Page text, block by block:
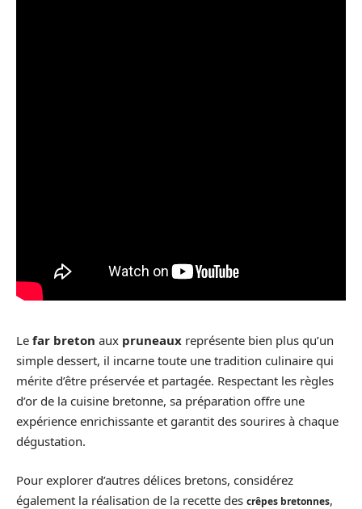
Le far breton aux pruneaux représente bien plus qu’un
simple dessert, il incarne toute une tradition culinaire qui
mérite d’être préservée et partagée. Respectant les règles
d’or de la cuisine bretonne, sa préparation offre une
expérience enrichissante et garantit des sourires à chaque
dégustation.
Pour explorer d’autres délices bretons, considérez
également la réalisation de la recette des crêpes bretonnes,